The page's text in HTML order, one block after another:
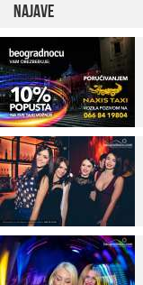
Najave